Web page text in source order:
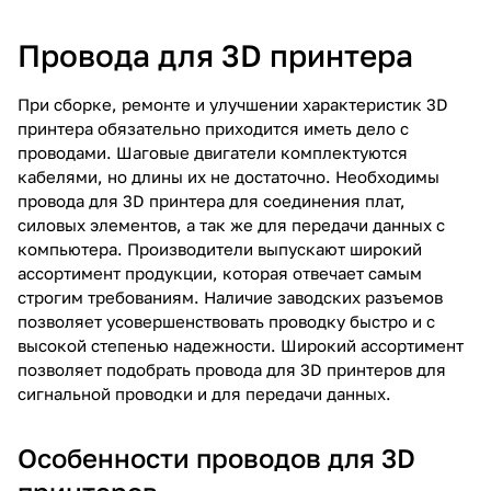
Провода для 3D принтера
При сборке, ремонте и улучшении характеристик 3D
принтера обязательно приходится иметь дело с
проводами. Шаговые двигатели комплектуются
кабелями, но длины их не достаточно. Необходимы
провода для 3D принтера для соединения плат,
силовых элементов, а так же для передачи данных с
компьютера. Производители выпускают широкий
ассортимент продукции, которая отвечает самым
строгим требованиям. Наличие заводских разъемов
позволяет усовершенствовать проводку быстро и с
высокой степенью надежности. Широкий ассортимент
позволяет подобрать провода для 3D принтеров для
сигнальной проводки и для передачи данных.
Особенности проводов для 3D